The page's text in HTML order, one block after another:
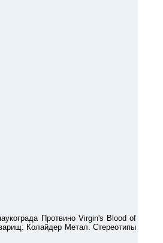
Протвино Virgin's Blood of
Колайдер Метал. Стереотипы